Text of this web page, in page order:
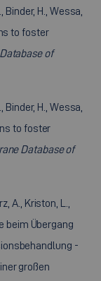
Binder, H., Wessa,
to foster
of
Binder, H., Wessa,
to foster
Database of
A., Kriston, L.,
beim Übergang
-
großen